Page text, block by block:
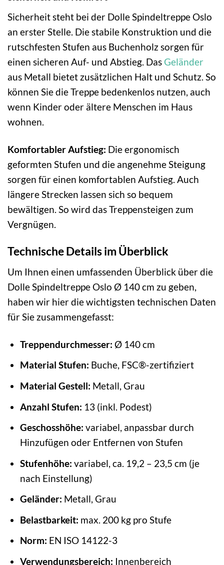
Sicherheit steht bei der Dolle Spindeltreppe Oslo
an erster Stelle. Die stabile Konstruktion und die
rutschfesten Stufen aus Buchenholz sorgen für
einen sicheren Auf- und Abstieg. Das Geländer
aus Metall bietet zusätzlichen Halt und Schutz. So
können Sie die Treppe bedenkenlos nutzen, auch
wenn Kinder oder ältere Menschen im Haus
wohnen.
Komfortabler Aufstieg: Die ergonomisch
geformten Stufen und die angenehme Steigung
sorgen für einen komfortablen Aufstieg. Auch
längere Strecken lassen sich so bequem
bewältigen. So wird das Treppensteigen zum
Vergnügen.
Technische Details im Überblick
Um Ihnen einen umfassenden Überblick über die
Dolle Spindeltreppe Oslo Ø 140 cm zu geben,
haben wir hier die wichtigsten technischen Daten
für Sie zusammengefasst:
Treppendurchmesser: Ø 140 cm
Material Stufen: Buche, FSC®-zertifiziert
Material Gestell: Metall, Grau
Anzahl Stufen: 13 (inkl. Podest)
Geschosshöhe: variabel, anpassbar durch
Hinzufügen oder Entfernen von Stufen
Stufenhöhe: variabel, ca. 19,2 – 23,5 cm (je
nach Einstellung)
Geländer: Metall, Grau
Belastbarkeit: max. 200 kg pro Stufe
Norm: EN ISO 14122-3
Verwendungsbereich: Innenbereich